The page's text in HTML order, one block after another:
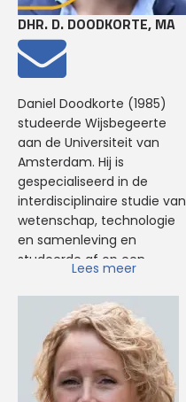
leerregisseur voor
deelnemers aan het zij-
instroomtraject voor
docenten Burgerschap.
DHR. D. DOODKORTE, MA
Daniel Doodkorte (1985)
studeerde Wijsbegeerte
aan de Universiteit van
Amsterdam. Hij is
gespecialiseerd in de
interdisciplinaire studie van
wetenschap, technologie
en samenleving en
studeerde af op een
filosofisch analyse van de
moderne
organisatiewetenschap.
Tijdens zijn studententijd
was hij onder andere lid van
de Centrale
Studentenraad, redacteur
Lees meer